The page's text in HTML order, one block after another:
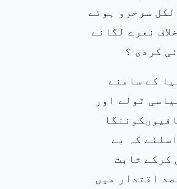
سرخرو ہوتے
نعرے لگانے
کردی ؟
کے سامنے
ٹولے اور
کہ بے
کرکے ثابت
اقتدار میں